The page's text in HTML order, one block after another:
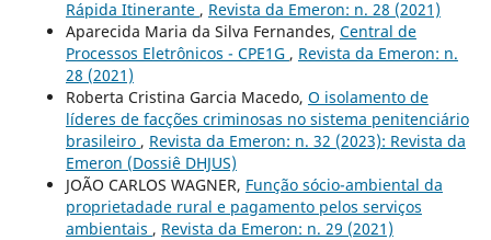
Rápida Itinerante , Revista da Emeron: n. 28 (2021)
Aparecida Maria da Silva Fernandes, Central de
Processos Eletrônicos - CPE1G , Revista da Emeron: n.
28 (2021)
Roberta Cristina Garcia Macedo, O isolamento de
líderes de facções criminosas no sistema penitenciário
brasileiro , Revista da Emeron: n. 32 (2023): Revista da
Emeron (Dossiê DHJUS)
JOÃO CARLOS WAGNER, Função sócio-ambiental da
proprietadade rural e pagamento pelos serviços
ambientais , Revista da Emeron: n. 29 (2021)